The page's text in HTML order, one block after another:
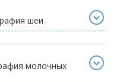
шеи
молочных